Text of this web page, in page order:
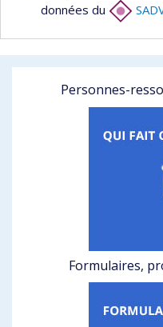
données du
Personnes-
Formulaires,